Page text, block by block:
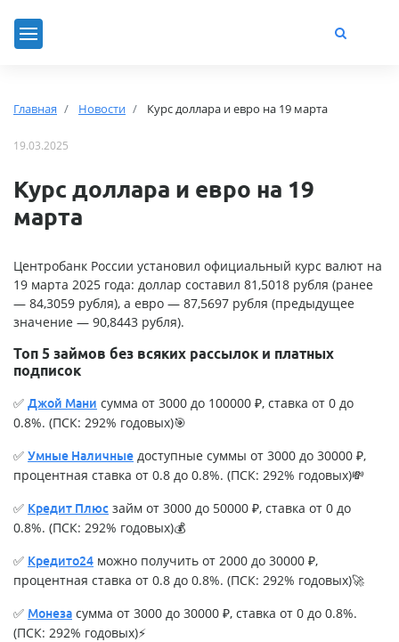
Главная Новости Курс доллара и евро на 19 марта
19.03.2025
Курс доллара и евро на 19
марта
Центробанк России установил официальный курс валют на
19 марта 2025 года: доллар составил 81,5018 рубля (ранее
— 84,3059 рубля), а евро — 87,5697 рубля (предыдущее
значение — 90,8443 рубля).
Топ 5 займов без всяких рассылок и платных
подписок
✅ Джой Мани сумма от 3000 до 100000 ₽, ставка от 0 до
0.8%. (ПСК: 292% годовых)🎯
✅ Умные Наличные доступные суммы от 3000 до 30000 ₽,
процентная ставка от 0.8 до 0.8%. (ПСК: 292% годовых)💸
✅ Кредит Плюс займ от 3000 до 50000 ₽, ставка от 0 до
0.8%. (ПСК: 292% годовых)💰
✅ Кредито24 можно получить от 2000 до 30000 ₽,
процентная ставка от 0.8 до 0.8%. (ПСК: 292% годовых)🚀
✅ Монеза сумма от 3000 до 30000 ₽, ставка от 0 до 0.8%.
(ПСК: 292% годовых)⚡